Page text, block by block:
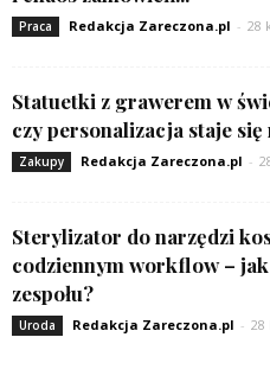
Praca Redakcja Zareczona.pl - 28
Statuetki z grawerem w
czy personalizacja staje
Zakupy Redakcja Zareczona.pl -
Sterylizator do narzędzi
codziennym workflow –
zespołu?
Uroda Redakcja Zareczona.pl - 28